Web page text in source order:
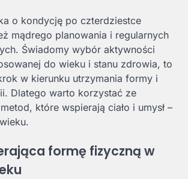
o kondycję po czterdziestce
mądrego planowania i regularnych
Świadomy wybór aktywności
do wieku i stanu zdrowia, to
w kierunku utrzymania formy i
Dlatego warto korzystać ze
które wspierają ciało i umysł –
formę fizyczną w